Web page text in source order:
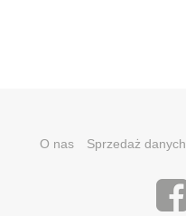
O nas Sprzedaż danych